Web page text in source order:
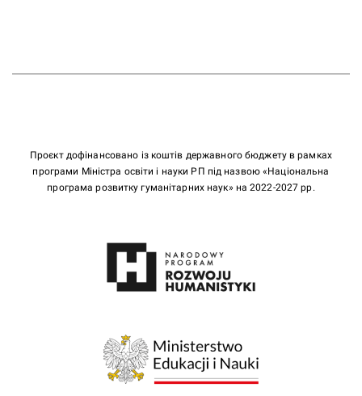
Проєкт дофінансовано із коштів державного бюджету в рамках
програми Міністра освіти і науки РП під назвою «Національна
програма розвитку гуманітарних наук» на 2022-2027 рр.